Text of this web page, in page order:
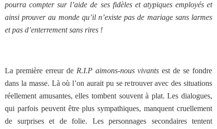
pourra compter sur l’aide de ses fidèles et atypiques employés et
ainsi prouver au monde qu’il n’existe pas de mariage sans larmes
et pas d’enterrement sans rires !
La première erreur de R.I.P aimons-nous vivants est de se fondre
dans la masse. Là où l’on aurait pu se retrouver avec des situations
réellement amusantes, elles tombent souvent à plat. Les dialogues,
qui parfois peuvent être plus sympathiques, manquent cruellement
de surprises et de folie. Les personnages secondaires tentent